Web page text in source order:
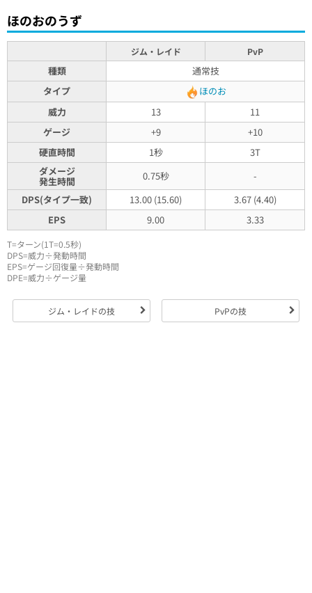
ほのおのうず
ジム・レイド PvP
種類
通常技
タイプ
ほのお
威力
13
11
ゲージ
+9
+10
硬直時間
1秒
3T
ダメージ
発生時間 0.75秒
-
DPS(タイプ一致)
13.00 (15.60)
3.67 (4.40)
EPS
9.00 3.33
T=ターン(1T=0.5秒)
DPS=威力÷発動時間
EPS=ゲージ回復量÷発動時間
DPE=威力÷ゲージ量
ジム・レイドの技 PvPの技